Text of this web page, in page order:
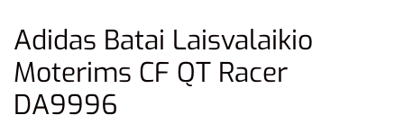
Adidas Batai Laisvalaikio
Moterims CF QT Racer
DA9996